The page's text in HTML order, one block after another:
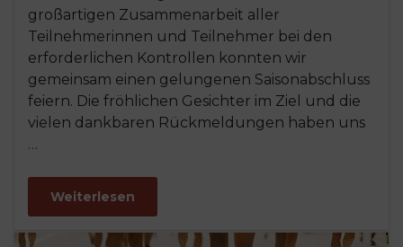
großartigen Zusammenarbeit aller
Teilnehmerinnen und Teilnehmer bei den
erforderlichen Kontrollen konnten wir
gemeinsam einen gelungenen Saisonabschluss
feiern. Die fröhlichen Gesichter im Ziel und die
vielen dankbaren Rückmeldungen haben uns
…
Weiterlesen